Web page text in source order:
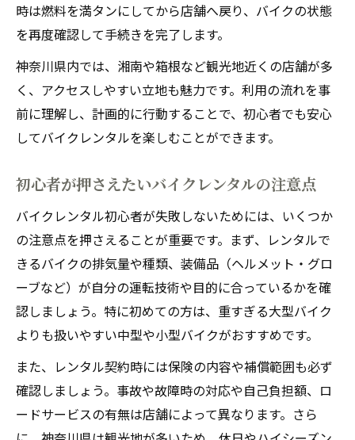
時は燃料を満タンにしてから店舗へ戻り、バイクの状態
を再度確認して手続きを完了します。
神奈川県内では、湘南や箱根など観光地近くの店舗が多
く、アクセスしやすい立地も魅力です。利用の流れを事
前に理解し、計画的に行動することで、初心者でも安心
してバイクレンタルを楽しむことができます。
初心者が押さえたいバイクレンタルの注意点
バイクレンタル初心者が失敗しないためには、いくつか
の注意点を押さえることが重要です。まず、レンタルで
きるバイクの排気量や種類、装備品（ヘルメット・グロ
ーブなど）が自分の運転技術や目的に合っているかを確
認しましょう。特に初めての方は、重すぎる大型バイク
よりも扱いやすい中型や小型バイクがおすすめです。
また、レンタル契約時には保険の内容や補償範囲も必ず
確認しましょう。事故や故障時の対応や自己負担額、ロ
ードサービスの有無は店舗によって異なります。さら